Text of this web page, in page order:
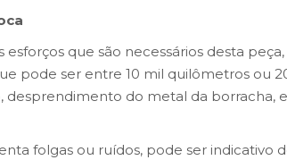
esforços que são necessários desta
pode ser entre 10 mil quilômetros ou
desprendimento do metal da borracha,
folgas ou ruídos, pode ser indicativo